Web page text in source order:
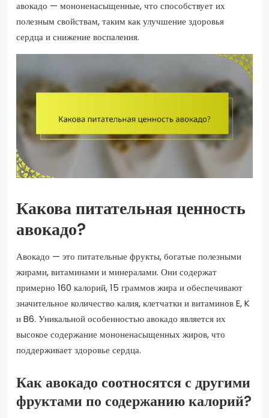
авокадо — мононенасыщенные, что способствует их
полезным свойствам, таким как улучшение здоровья
сердца и снижение воспаления.
Какова питательная ценность
авокадо?
Авокадо — это питательные фрукты, богатые полезными
жирами, витаминами и минералами. Они содержат
примерно 160 калорий, 15 граммов жира и обеспечивают
значительное количество калия, клетчатки и витаминов E, K
и B6. Уникальной особенностью авокадо является их
высокое содержание мононенасыщенных жиров, что
поддерживает здоровье сердца.
Как авокадо соотносятся с другими
фруктами по содержанию калорий?